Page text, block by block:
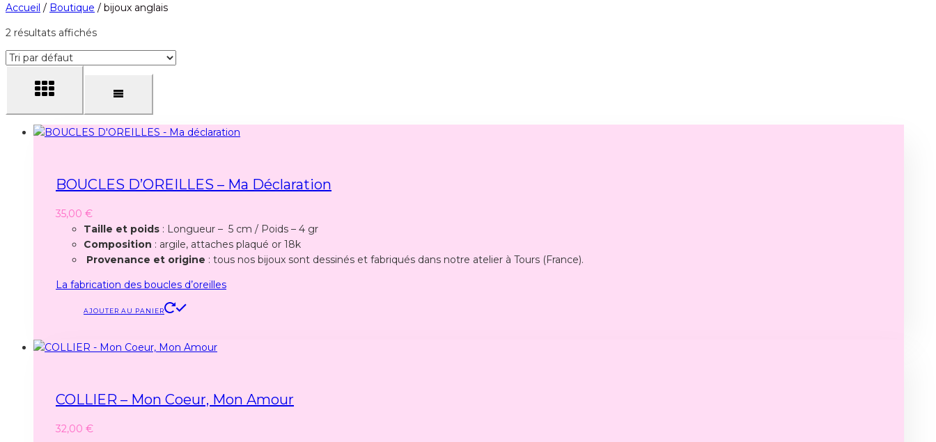
Accueil / Boutique / bijoux anglais
2 résultats affichés
BOUCLES D’OREILLES – Ma Déclaration
35,00 €
Taille et poids : Longueur – 5 cm / Poids – 4 gr
Composition : argile, attaches plaqué or 18k
Provenance et origine : tous nos bijoux sont dessinés et fabriqués dans notre atelier à Tours (France).
La fabrication des boucles d’oreilles
AJOUTER AU PANIER
COLLIER – Mon Coeur, Mon Amour
32,00 €